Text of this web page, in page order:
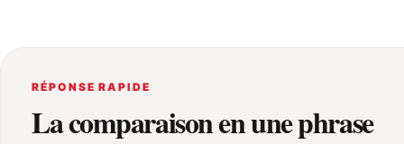
RÉPONSE RAPIDE
La comparaison en une phrase